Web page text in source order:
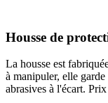
Housse de
La housse est
à manipuler, elle
abrasives à l'écart.